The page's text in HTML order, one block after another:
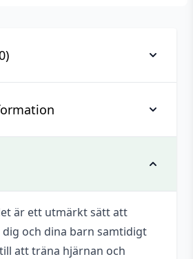
är ett utmärkt sätt att
och dina barn samtidigt
att träna hjärnan och
än.
recensera ”Rubiks kub
för att skriva en